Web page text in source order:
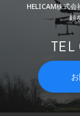
HELICAM株式
頼